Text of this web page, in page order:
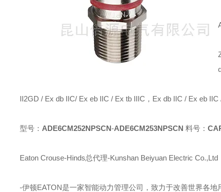
II2GD / Ex db IIC/ Ex eb IIC / Ex tb IIIC，Ex db IIC / Ex eb
型号： ADE6CM252NPSCN-ADE6CM253NPSCN 料号：
Eaton Crouse-Hinds总代理-Kunshan Beiyuan Electric Co.,Ltd
-伊顿EATON是一家智能动力管理公司，致力于改善世界各